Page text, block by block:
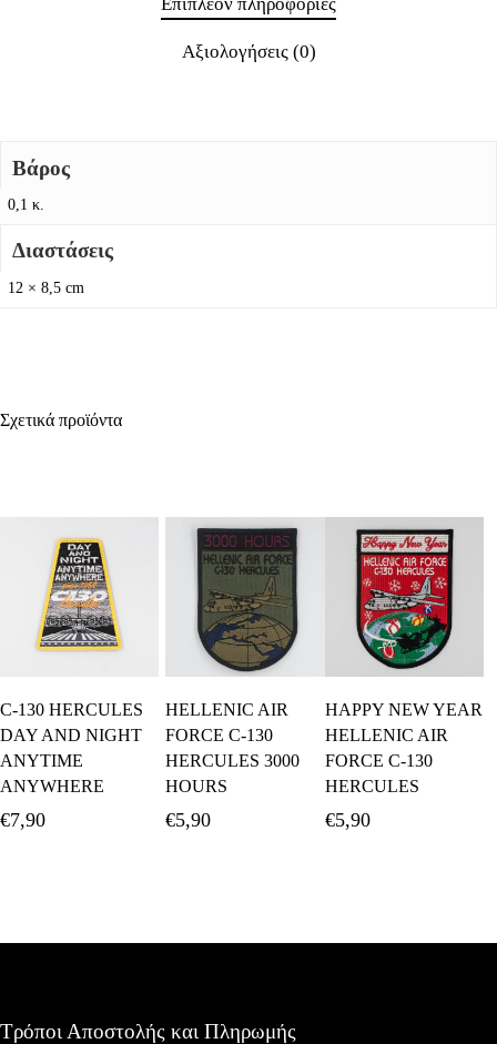
Αξιολογήσεις (0)
Βάρος
0,1 κ.
Διαστάσεις
12 × 8,5 cm
Σχετικά προϊόντα
Καλάθι
C-130 HERCULES
DAY AND NIGHT
ANYTIME
ANYWHERE
€7,90
Καλάθι
HELLENIC AIR
FORCE C-130
HERCULES 3000
HOURS
€5,90
Καλάθι
HAPPY NEW YEAR
HELLENIC AIR
FORCE C-130
HERCULES
€5,90
Τρόποι Αποστολής και Πληρωμής